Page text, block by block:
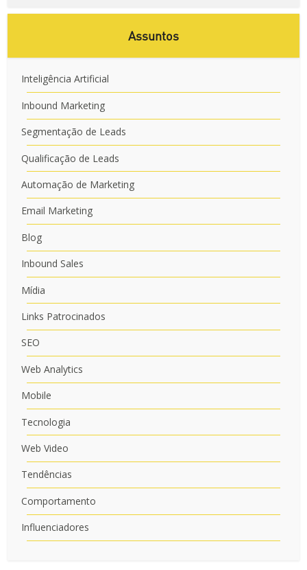
Assuntos
Inteligência Artificial
Inbound Marketing
Segmentação de Leads
Qualificação de Leads
Automação de Marketing
Email Marketing
Blog
Inbound Sales
Mídia
Links Patrocinados
SEO
Web Analytics
Mobile
Tecnologia
Web Video
Tendências
Comportamento
Influenciadores